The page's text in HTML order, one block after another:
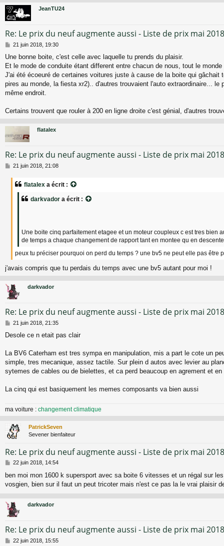
JeanTU24
Re: Le prix du neuf augmente aussi - Liste de prix mai 2018
M
s
s
a
g
e
21 juin 2018, 19:30
Une bonne boite, c'est celle avec laquelle tu prends du plaisir.
Et le mode de conduite étant different entre chacun de nous, tout le monde
J'ai été écoeuré de certaines voitures juste à cause de la boite qui gâchait
pires au monde, la fiesta xr2).. d'autres trouvaient l'auto extraordinaire... le
même endroit.
Certains trouvent que rouler à 200 en ligne droite c'est génial, d'autres
flatalex
Re: Le prix du neuf augmente aussi - Liste de prix mai 2018
M
21 juin 2018, 21:08
flatalex a écrit :
darkvador a écrit :
Une boite cinq parfaitement etagee et un moteur coupleux c est tres bien
de temps a chaque changement de rapport tant en montee qu en descente
peux tu préciser pourquoi on perd du temps ? une bv5 ne peut elle pas être
j'avais compris que tu perdais du temps avec une bv5 autant pour moi !
darkvador
Re: Le prix du neuf augmente aussi - Liste de prix mai 2018
M
s
a
g
21 juin 2018, 21:35
Desole ce n etait pas clair
La BV6 Caterham est tres sympa en manipulation, mis a part le cote un
simple, tres mecanique, assez tactile. Sur plein d autos avec levier au
sytemes de cables ou de bielettes, et ca perd beaucoup en agrement et en
La cinq qui est basiquement les memes composants va bien aussi
ma voiture : changement climatique
PatrickSeven
Sevener bienfaiteur
Re: Le prix du neuf augmente aussi - Liste de prix mai 2018
M
s
s
e
22 juin 2018, 14:54
ben moi mon 1600 k supersport avec sa boite 6 vitesses et un régal sur
vosgien, bien sur il faut un peut tricoter mais n'est ce pas la le vrai plaisir
darkvador
Re: Le prix du neuf augmente aussi - Liste de prix mai 2018
M
22 juin 2018, 15:55